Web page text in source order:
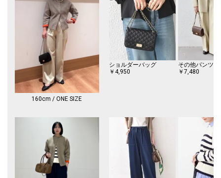
------------------------------
※【着丈】こちらの商品は肩から一番高い位置より計測しております。予
めご留意下さい。
※摩擦により毛羽立ちや毛玉が生じやすいため、連続着用はお避けくださ
い。
※毛が他の物に付着しやすいため、その際はブラッシング等で除去してく
ださい。
※着用の際は、バッグやアクセサリー、表面の粗い物等への引っ掛かりに
十分にご注意ください。
※保管の際は窓際を避けてください。
※末永く愛用頂く為に、アテンションタグを必ずご確認の上、着用又はお
取り扱いください。
※画像の商品はサンプルです。
実際の商品と仕様、加工、サイズが若干異なる場合がございます。
160cm / ONE SIZE
ショルダーバッグ
￥4,950
その他パンツ
￥7,480